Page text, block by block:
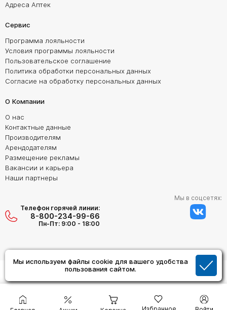
Мы используем файлы cookie для вашего удобства
пользования сайтом.
Адреса Аптек
Сервис
Программа лояльности
Условия программы лояльности
Пользовательское соглашение
Политика обработки персональных данных
Согласие на обработку персональных данных
О Компании
О нас
Контактные данные
Производителям
Арендодателям
Размещение рекламы
Вакансии и карьера
Наши партнеры
Телефон горячей линии:
8-800-234-99-66
Пн-Пт: 9:00 - 18:00
Мы в соцсетях: